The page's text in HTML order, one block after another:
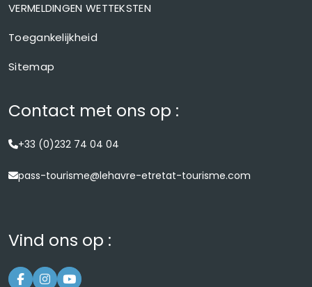
VERMELDINGEN WETTEKSTEN
Toegankelijkheid
Sitemap
Contact met ons op :
+33 (0)232 74 04 04
pass-tourisme@lehavre-etretat-tourisme.com
Vind ons op :